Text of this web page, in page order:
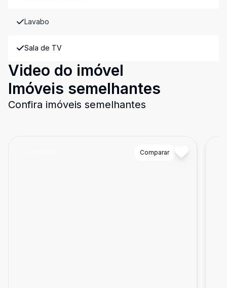
Lavabo
Sala de TV
Video do imóvel
Imóveis semelhantes
Confira imóveis semelhantes
Comparar